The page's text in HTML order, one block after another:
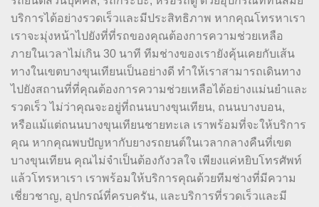
บริการได้อย่างรวดเร็วและมีประสิทธิภาพ หากคุณโทรหาเรา
เราจะมุ่งหน้าไปยังที่ที่รถของคุณต้องการความช่วยเหลือ
ภายในเวลาไม่เกิน 30 นาที ทีมช่างของเรายังคุ้นเคยกับเส้น
ทางในเขตบางขุนเทียนเป็นอย่างดี ทำให้เราสามารถเดินทาง
ไปยังสถานที่ที่คุณต้องการความช่วยเหลือได้อย่างแม่นยำและ
รวดเร็ว ไม่ว่าคุณจะอยู่ที่ถนนบางขุนเทียน, ถนนบางบอน,
หรือแม้แต่ถนนบางขุนเทียนชายทะเล เราพร้อมที่จะให้บริการ
คุณ หากคุณพบปัญหากับยางรถยนต์ในเวลากลางคืนที่เขต
บางขุนเทียน คุณไม่จำเป็นต้องกังวลใจ เพียงแค่หยิบโทรศัพท์
แล้วโทรหาเรา เราพร้อมให้บริการคุณด้วยทีมช่างที่มีความ
เชี่ยวชาญ, อุปกรณ์ที่ครบครัน, และบริการที่รวดเร็วและมี